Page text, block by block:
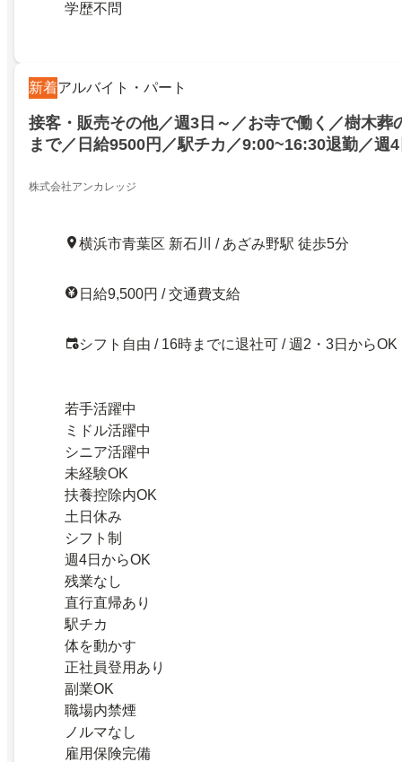
学歴不問
新着アルバイト・パート
接客・販売その他／週3日～／お寺で働く／樹木葬
まで／日給9500円／駅チカ／9:00~16:30退勤／週
株式会社アンカレッジ
横浜市青葉区 新石川 / あざみ野駅 徒歩5分
日給9,500円 / 交通費支給
シフト自由 / 16時までに退社可 / 週2・3日からOK
若手活躍中
ミドル活躍中
シニア活躍中
未経験OK
扶養控除内OK
土日休み
シフト制
週4日からOK
残業なし
直行直帰あり
駅チカ
体を動かす
正社員登用あり
副業OK
職場内禁煙
ノルマなし
雇用保険完備